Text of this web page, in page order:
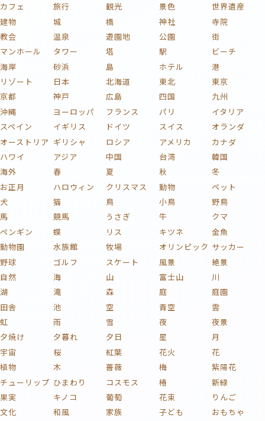
カフェ
旅行 観光 景色
世界遺産
建物
城 橋 神社
寺院
教会
温泉 遊園地 公園
街
マンホール
タワー 塔 駅
ビーチ
海岸
砂浜 島 ホテル
港
リゾート
日本 北海道 東北
東京
京都
神戸 広島 四国
九州
沖縄
ヨーロッパ フランス パリ
イタリア
スペイン
イギリス ドイツ スイス
オランダ
オーストリア ギリシャ ロシア アメリカ
カナダ
ハワイ
アジア 中国 台湾
韓国
海外
春 夏 秋
冬
お正月
ハロウィン クリスマス 動物
ペット
犬
猫 鳥 小鳥
野鳥
馬
競馬 うさぎ 牛
クマ
ペンギン
蝶 リス キツネ
金魚
動物園
水族館 牧場 オリンピック サッカー
野球
ゴルフ スケート 風景
絶景
自然
海 山 富士山
川
湖
滝 森 庭
庭園
田舎
池 空 青空
雲
虹
雨 雪 夜
夜景
夕焼け
夕暮れ 夕日 星
月
宇宙
桜 紅葉 花火
花
植物
木 薔薇 梅
紫陽花
チューリップ ひまわり コスモス 椿
新緑
果実
キノコ 葡萄 花束
りんご
文化
和風 家族 子ども
おもちゃ